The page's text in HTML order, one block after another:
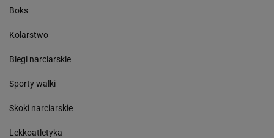
Boks
Kolarstwo
Biegi narciarskie
Sporty walki
Skoki narciarskie
Lekkoatletyka